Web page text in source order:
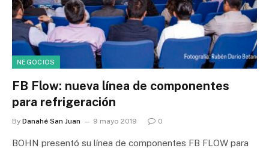
NEGOCIOS
FB Flow: nueva línea de componentes
para refrigeración
By Danahé San Juan 9 mayo 2019 0
BOHN presentó su línea de componentes FB FLOW para